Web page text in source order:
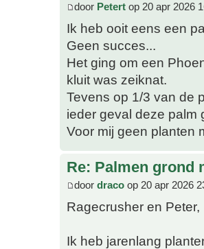
door Petert op 20 apr 2026
Ik heb ooit eens een
Geen succes...
Het ging om een
kluit was zeiknat.
Tevens op 1/3 van de
ieder geval deze palm
Voor mij geen planten
Re: Palmen grond
door draco op 20 apr 2026
Ragecrusher en Peter,
Ik heb jarenlang